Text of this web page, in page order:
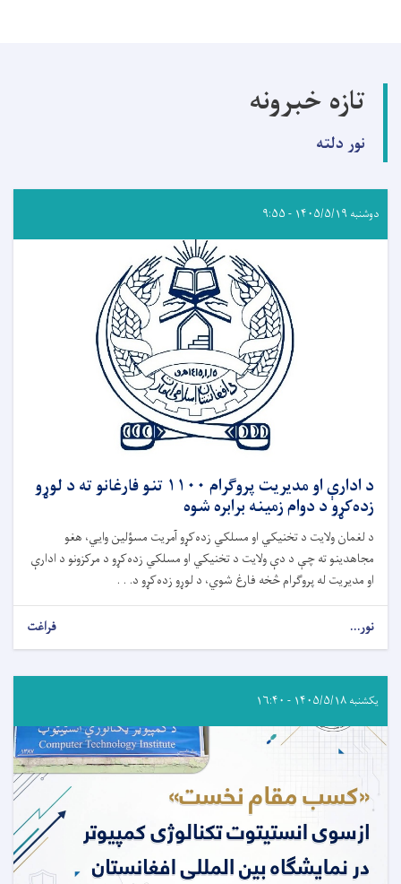
تازه خبرونه
نور دلته
دوشنبه ۱۴۰۵/۵/۱۹ - ۹:۵۵
د ادارې او مدیریت پروګرام ۱۱۰۰ تنو فارغانو ته د لوړو
زده‌کړو د دوام زمینه برابره شوه
د لغمان ولایت د تخنیکي او مسلکي زده‌کړو آمریت مسؤلین وایي، هغو
مجاهدینو ته چې د دې ولایت د تخنیکي او مسلکي زده‌کړو د مرکزونو د ادارې
او مدیریت له پروګرام څخه فارغ شوي، د لوړو زده‌کړو د. . .
نور... فراغت
یکشنبه ۱۴۰۵/۵/۱۸ - ۱۶:۴۰